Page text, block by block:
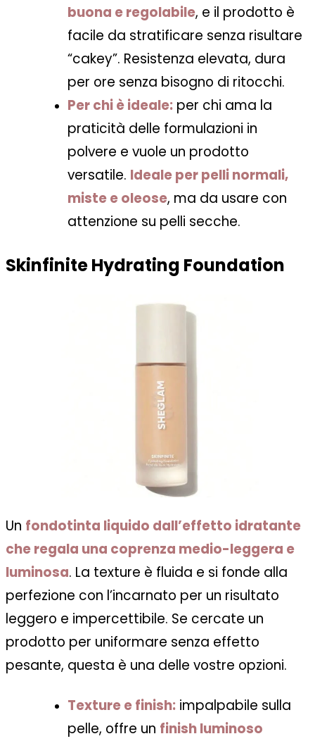
buona e regolabile, e il prodotto è
facile da stratificare senza risultare
“cakey”. Resistenza elevata, dura
per ore senza bisogno di ritocchi.
Per chi è ideale: per chi ama la
praticità delle formulazioni in
polvere e vuole un prodotto
versatile. Ideale per pelli normali,
miste e oleose, ma da usare con
attenzione su pelli secche.
Skinfinite Hydrating Foundation
Un fondotinta liquido dall’effetto idratante
che regala una coprenza medio-leggera e
luminosa. La texture è fluida e si fonde alla
perfezione con l’incarnato per un risultato
leggero e impercettibile. Se cercate un
prodotto per uniformare senza effetto
pesante, questa è una delle vostre opzioni.
Texture e finish: impalpabile sulla
pelle, offre un finish luminoso